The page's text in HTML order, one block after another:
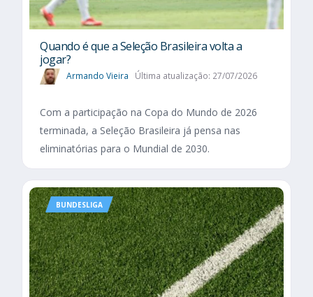
Quando é que a Seleção Brasileira volta a
jogar?
Armando Vieira Última atualização: 27/07/2026
Com a participação na Copa do Mundo de 2026
terminada, a Seleção Brasileira já pensa nas
eliminatórias para o Mundial de 2030.
BUNDESLIGA